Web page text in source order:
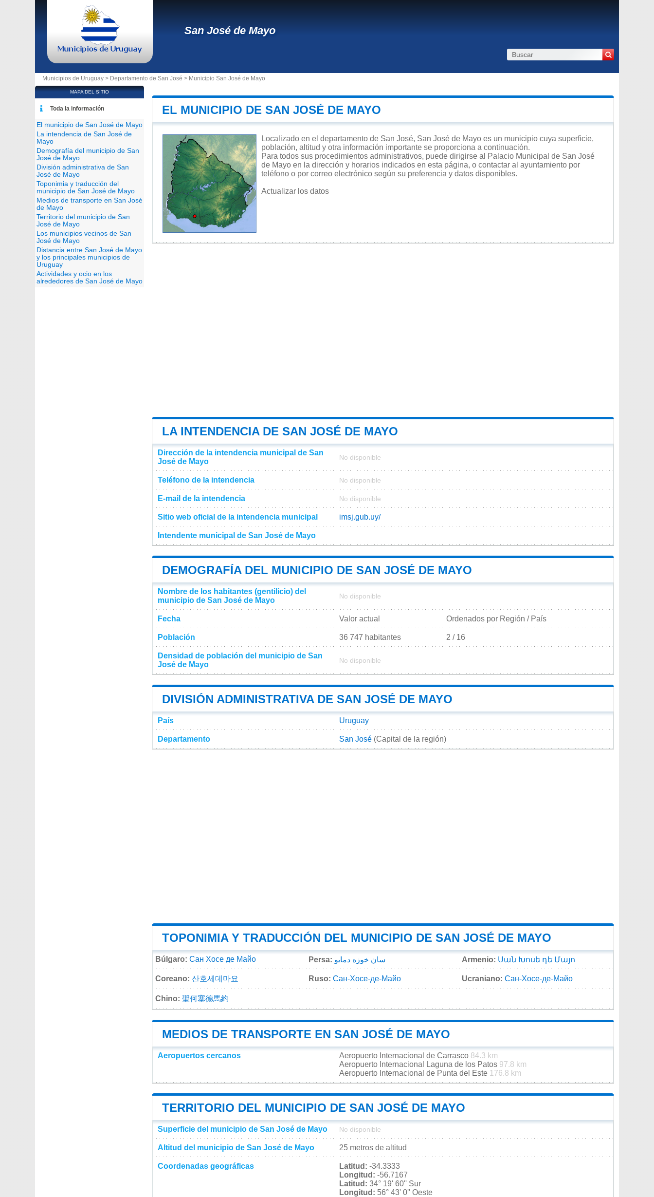
San José de Mayo
Municipios de Uruguay > Departamento de San José > Municipio San José de Mayo
EL MUNICIPIO DE SAN JOSÉ DE MAYO
Localizado en el departamento de San José, San José de Mayo es un municipio cuya superficie,
población, altitud y otra información importante se proporciona a continuación.
Para todos sus procedimientos administrativos, puede dirigirse al Palacio Municipal de San José
de Mayo en la dirección y horarios indicados en esta página, o contactar al ayuntamiento por
teléfono o por correo electrónico según su preferencia y datos disponibles.
Actualizar los datos
LA INTENDENCIA DE SAN JOSÉ DE MAYO
Dirección de la intendencia municipal de San
José de Mayo
No disponible
Teléfono de la intendencia No disponible
E-mail de la intendencia No disponible
Sitio web oficial de la intendencia municipal imsj.gub.uy/
Intendente municipal de San José de Mayo
DEMOGRAFÍA DEL MUNICIPIO DE SAN JOSÉ DE MAYO
Nombre de los habitantes (gentilicio) del
municipio de San José de Mayo
No disponible
Fecha Valor actual Ordenados por Región / País
Población 36 747 habitantes 2 / 16
Densidad de población del municipio de San
José de Mayo
No disponible
DIVISIÓN ADMINISTRATIVA DE SAN JOSÉ DE MAYO
País Uruguay
Departamento San José (Capital de la región)
TOPONIMIA Y TRADUCCIÓN DEL MUNICIPIO DE SAN JOSÉ DE MAYO
Búlgaro: Сан Хосе де Майо Persa: سان خوزه دمایو Armenio: Սան Խոսե դե Մայո
Coreano: 산호세데마요 Ruso: Сан-Хосе-де-Майо Ucraniano: Сан-Хосе-де-Майо
Chino: 聖何塞德馬約
MEDIOS DE TRANSPORTE EN SAN JOSÉ DE MAYO
Aeropuertos cercanos Aeropuerto Internacional de Carrasco 84.3 km
Aeropuerto Internacional Laguna de los Patos 97.8 km
Aeropuerto Internacional de Punta del Este 176.8 km
TERRITORIO DEL MUNICIPIO DE SAN JOSÉ DE MAYO
Superficie del municipio de San José de Mayo No disponible
Altitud del municipio de San José de Mayo 25 metros de altitud
Coordenadas geográficas Latitud: -34.3333
Longitud: -56.7167
Latitud: 34° 19' 60'' Sur
Longitud: 56° 43' 0'' Oeste
MAPA DEL SITIO
Toda la información
El municipio de San José de Mayo
La intendencia de San José de
Mayo
Demografía del municipio de San
José de Mayo
División administrativa de San
José de Mayo
Toponimia y traducción del
municipio de San José de Mayo
Medios de transporte en San José
de Mayo
Territorio del municipio de San
José de Mayo
Los municipios vecinos de San
José de Mayo
Distancia entre San José de Mayo
y los principales municipios de
Uruguay
Actividades y ocio en los
alrededores de San José de Mayo